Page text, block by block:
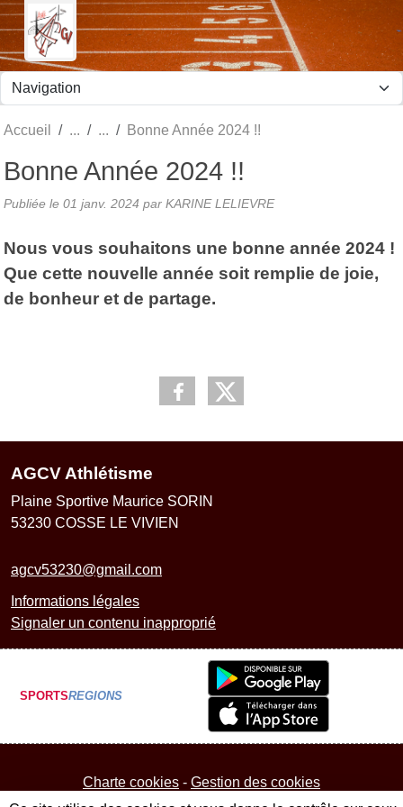
Accueil Bonne Année 2024 !!
Bonne Année 2024 !!
Publiée le 01 janv. 2024 par KARINE LELIEVRE
Nous vous souhaitons une bonne année 2024 !
Que cette nouvelle année soit remplie de joie,
de bonheur et de partage.
AGCV Athlétisme
Plaine Sportive Maurice SORIN
53230 COSSE LE VIVIEN
agcv53230@gmail.com
Informations légales
Signaler un contenu inapproprié
SPORTSREGIONS
Charte cookies Gestion des cookies
Panneau de gestion des cookies